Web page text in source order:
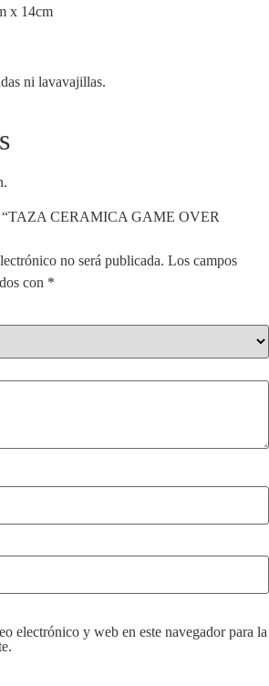
x 14cm
ni lavavajillas.
“TAZA CERAMICA GAME OVER
no será publicada. Los campos
con *
electrónico y web en este navegador para la